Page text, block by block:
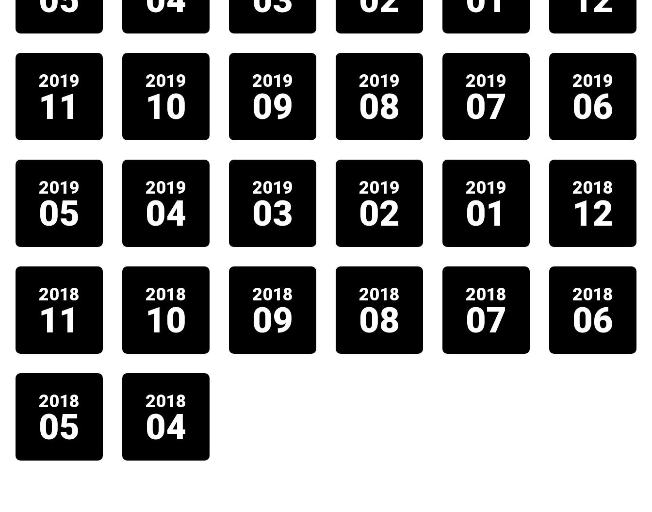
2019
11
2019
10
2019
09
2019
08
2019
07
2019
06
2019
05
2019
04
2019
03
2019
02
2019
01
2018
12
2018
11
2018
10
2018
09
2018
08
2018
07
2018
06
2018
05
2018
04